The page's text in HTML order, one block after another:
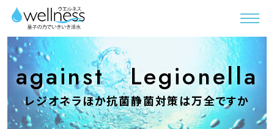
against Legionella
レジオネラほか抗菌静菌対策は万全ですか